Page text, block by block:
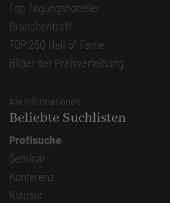
Top Tagungshotelier
Branchentreff
TOP 250 Hall of Fame
Bilder der Preisverleihung
Alle Informationen
Beliebte Suchlisten
Profisuche
Seminar
Konferenz
Klausur